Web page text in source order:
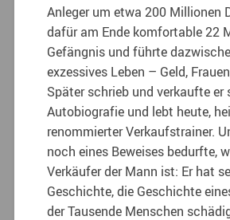
Anleger um etwa 200 Millionen
dafür am Ende komfortable 22
Gefängnis und führte
exzessives Leben – Geld,
Später schrieb und verkaufte er
Autobiografie und lebt heute,
renommierter Verkaufstrainer.
noch eines Beweises bedurfte,
Verkäufer der Mann ist: Er hat
Geschichte, die Geschichte
der Tausende Menschen